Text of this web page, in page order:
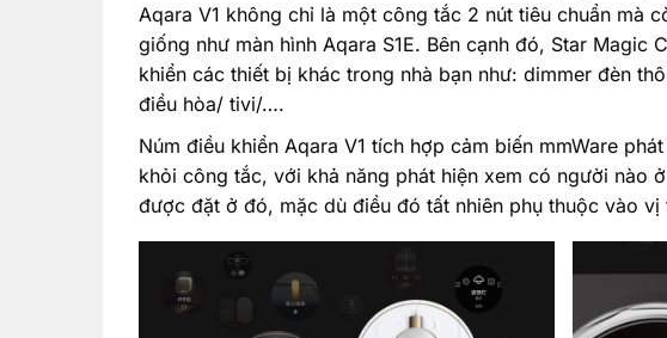
Aqara V1 không chỉ là một công tắc 2 nút tiêu chuẩn mà
giống như màn hình Aqara S1E. Bên cạnh đó, Star Magic
khiển các thiết bị khác trong nhà bạn như: dimmer đèn
điều hòa/ tivi/….
Núm điều khiển Aqara V1 tích hợp cảm biến mmWare
khỏi công tắc, với khả năng phát hiện xem có người nào
được đặt ở đó, mặc dù điều đó tất nhiên phụ thuộc vào vị